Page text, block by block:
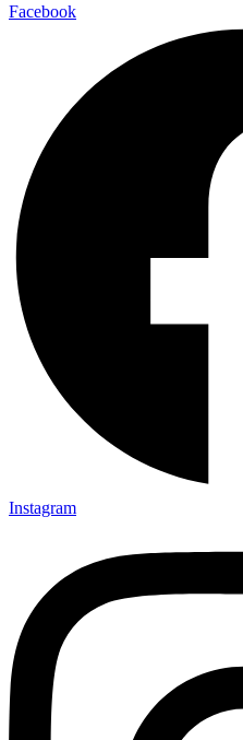
Facebook
Instagram